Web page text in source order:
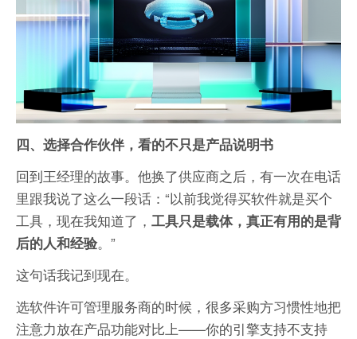
四、选择合作伙伴，看的不只是产品说明书
回到王经理的故事。他换了供应商之后，有一次在电话
里跟我说了这么一段话：“以前我觉得买软件就是买个
工具，现在我知道了， 工具只是载体，真正有用的是背
后的人和经验。”
这句话我记到现在。
选软件许可管理服务商的时候，很多采购方习惯性地把
注意力放在产品功能对比上——你的引擎支持不支持